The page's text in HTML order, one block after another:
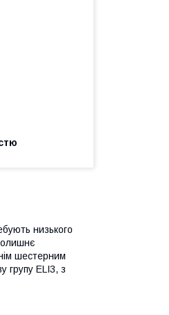
низького
шестерним
групу ELI3, з